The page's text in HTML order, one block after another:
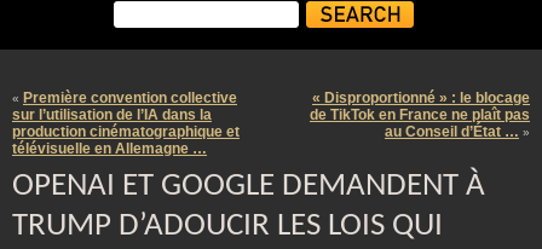
« Première convention collective
sur l’utilisation de l’IA dans la
production cinématographique et
télévisuelle en Allemagne …
« Disproportionné » : le blocage
de TikTok en France ne plaît pas
au Conseil d’État … »
OPENAI ET GOOGLE DEMANDENT À
TRUMP D’ADOUCIR LES LOIS QUI